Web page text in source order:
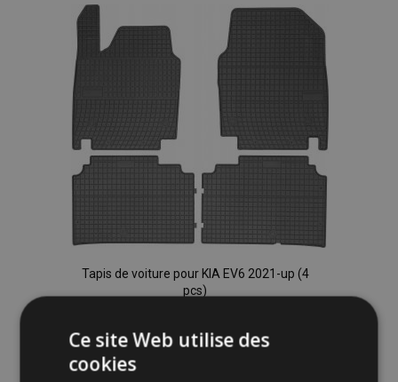
Tapis de voiture pour KIA EV6 2021-up (4
pcs)
Ce site Web utilise des
cookies